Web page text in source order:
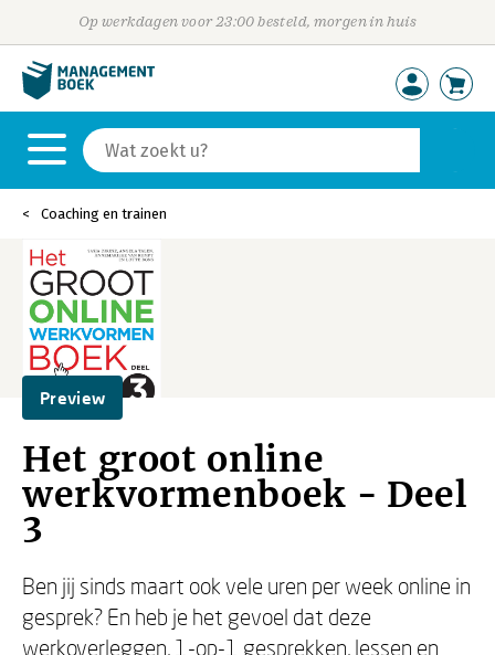
Op werkdagen voor 23:00 besteld, morgen in huis
Coaching en trainen
Preview
Het groot online
werkvormenboek - Deel
3
Ben jij sinds maart ook vele uren per week online in
gesprek? En heb je het gevoel dat deze
werkoverleggen, 1-op-1 gesprekken, lessen en